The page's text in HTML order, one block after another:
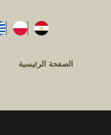
الصفحة الرئيسية